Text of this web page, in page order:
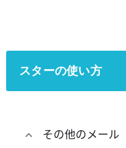
スターの使い方